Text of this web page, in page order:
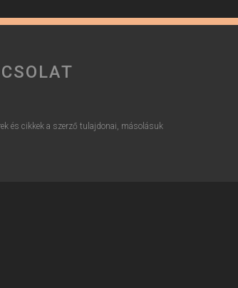
és cikkek a szerző tulajdonai, másolásuk